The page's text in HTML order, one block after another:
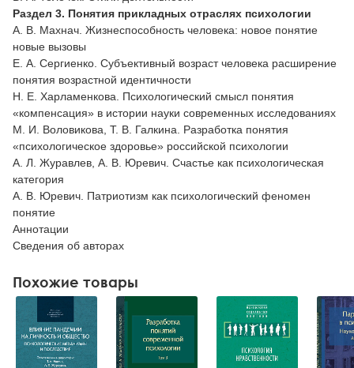
Раздел 3. Понятия прикладных отраслях психологии
А. В. Махнач. Жизнеспособность человека: новое понятие
новые вызовы
Е. А. Сергиенко. Субъективный возраст человека расширение
понятия возрастной идентичности
Н. Е. Харламенкова. Психологический смысл понятия
«компенсация» в истории науки современных исследованиях
М. И. Воловикова, Т. В. Галкина. Разработка понятия
«психологическое здоровье» российской психологии
А. Л. Журавлев, А. В. Юревич. Счастье как психологическая
категория
А. В. Юревич. Патриотизм как психологический феномен
понятие
Аннотации
Сведения об авторах
Похожие товары